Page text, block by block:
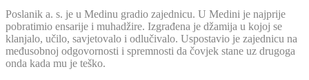
Poslanik a. s. je u Medinu gradio zajednicu. U Medini je najprije
pobratimio ensarije i muhadžire. Izgrađena je džamija u kojoj se
klanjalo, učilo, savjetovalo i odlučivalo. Uspostavio je zajednicu na
međusobnoj odgovornosti i spremnosti da čovjek stane uz drugoga
onda kada mu je teško.